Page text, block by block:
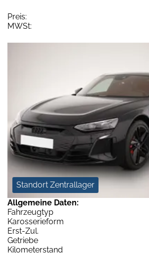
Preis:
MWSt:
Standort Zentrallager
Allgemeine Daten:
Fahrzeugtyp
Karosserieform
Erst-Zul.
Getriebe
Kilometerstand